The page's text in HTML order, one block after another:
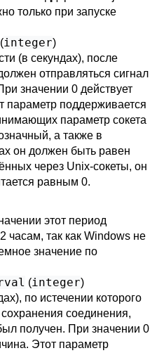
только при запуске
(integer)
(в секундах), после
отправляться сигнал
значении 0 действует
параметр поддерживается
параметр сокета
а также в
он должен быть равен
через Unix-сокеты, он
равным 0.
этот период
часам, так как Windows не
значение по
(integer)
по истечении которого
соединения,
получен. При значении 0
Этот параметр